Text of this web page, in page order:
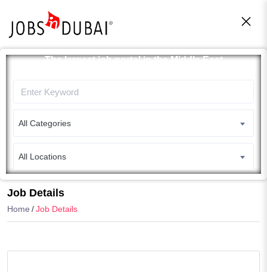
The largest job portal in the Middle East
All Categories
All Locations
Job Details
Home Job Details